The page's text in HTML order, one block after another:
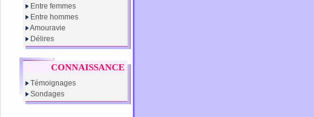
Entre femmes
Entre hommes
Amouravie
Délires
CONNAISSANCE
Témoignages
Sondages